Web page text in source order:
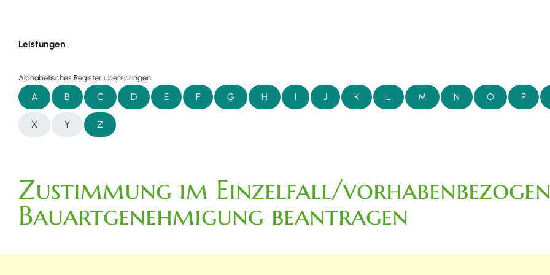
Leistungen
Alphabetisches Register überspringen
A B C D E F G H I J K L M N O P
X Y Z
Zustimmung im Einzelfall/
Bauartgenehmigung beantragen